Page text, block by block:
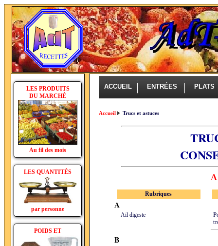
LES PRODUITS
DU MARCHÉ
Au fil des mois
LES QUANTITÉS
par personne
POIDS ET
ACCUEIL ENTRÉES PLATS
Accueil Trucs et astuces
A
Rubriques
A
Ail digeste
B